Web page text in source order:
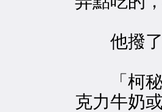
他撥了
「柯秘
克力牛奶